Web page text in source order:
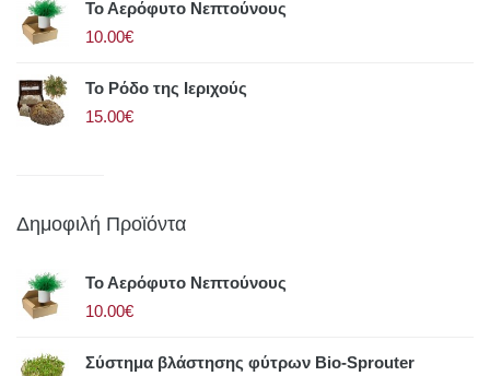
Το Αερόφυτο Νεπτούνους
10.00€
Το Ρόδο της Ιεριχούς
15.00€
Δημοφιλή Προϊόντα
Το Αερόφυτο Νεπτούνους
10.00€
Σύστημα βλάστησης φύτρων Bio-Sprouter